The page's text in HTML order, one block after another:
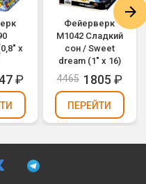
х
₽
Фейерверк
M1042 Сладкий
сон / Sweet
dream (1" х 16)
4465 1805 ₽
ПЕРЕЙТИ